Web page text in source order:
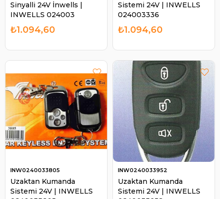
Sinyalli 24V İnwells |
INWELLS 024003
₺1.094,60
Sistemi 24V | INWELLS
024003336
₺1.094,60
Uzaktan Kumanda
Sistemi 24V | INWELLS
INW0240033805
Uzaktan Kumanda
Sistemi 24V | INWELLS
INW0240033952